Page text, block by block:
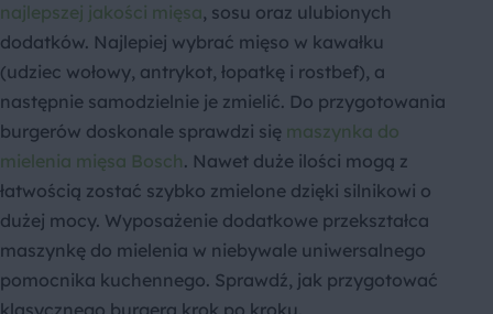
najlepszej jakości mięsa, sosu oraz ulubionych
dodatków. Najlepiej wybrać mięso w kawałku
(udziec wołowy, antrykot, łopatkę i rostbef), a
następnie samodzielnie je zmielić. Do przygotowania
burgerów doskonale sprawdzi się maszynka do
mielenia mięsa Bosch. Nawet duże ilości mogą z
łatwością zostać szybko zmielone dzięki silnikowi o
dużej mocy. Wyposażenie dodatkowe przekształca
maszynkę do mielenia w niebywale uniwersalnego
pomocnika kuchennego. Sprawdź, jak przygotować